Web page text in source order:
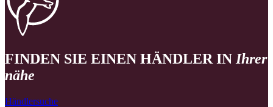
FINDEN SIE EINEN HÄNDLER IN Ihrer
nähe
Händlersuche